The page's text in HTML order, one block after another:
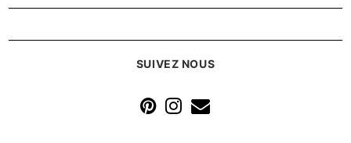
SUIVEZ NOUS